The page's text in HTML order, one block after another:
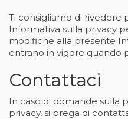
Ti consigliamo di rivedere
Informativa sulla privacy
modifiche alla presente
entrano in vigore quando
Contattaci
In caso di domande sulla
privacy, si prega di